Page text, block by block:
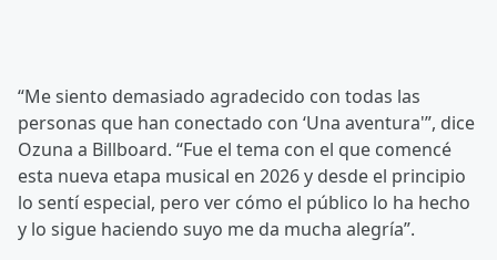
“Me siento demasiado agradecido con todas las
personas que han conectado con ‘Una aventura'”, dice
Ozuna a Billboard. “Fue el tema con el que comencé
esta nueva etapa musical en 2026 y desde el principio
lo sentí especial, pero ver cómo el público lo ha hecho
y lo sigue haciendo suyo me da mucha alegría”.